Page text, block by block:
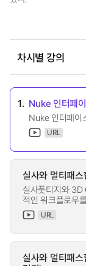
차시별 강의
1. Nuke 인터페
Nuke 인터페이
URL
실사와 멀티패
실사풋티지와 3D
적인 워크플로우
URL
실사와 멀티패